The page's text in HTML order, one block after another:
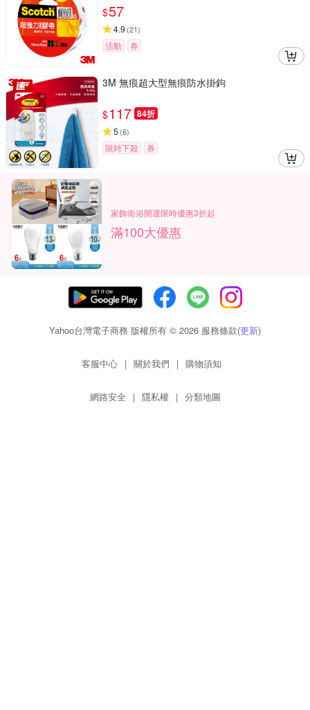
$57
4.9 (21)
活動 券
3M 無痕超大型無痕防水掛鉤
$117 84折
5 (6)
限時下殺 券
家飾衛浴開運限時優惠3折起
滿100大優惠
Yahoo台灣電子商務 版權所有 © 2026 服務條款(更新)
客服中心 | 關於我們 | 購物須知
網路安全 | 隱私權 | 分類地圖